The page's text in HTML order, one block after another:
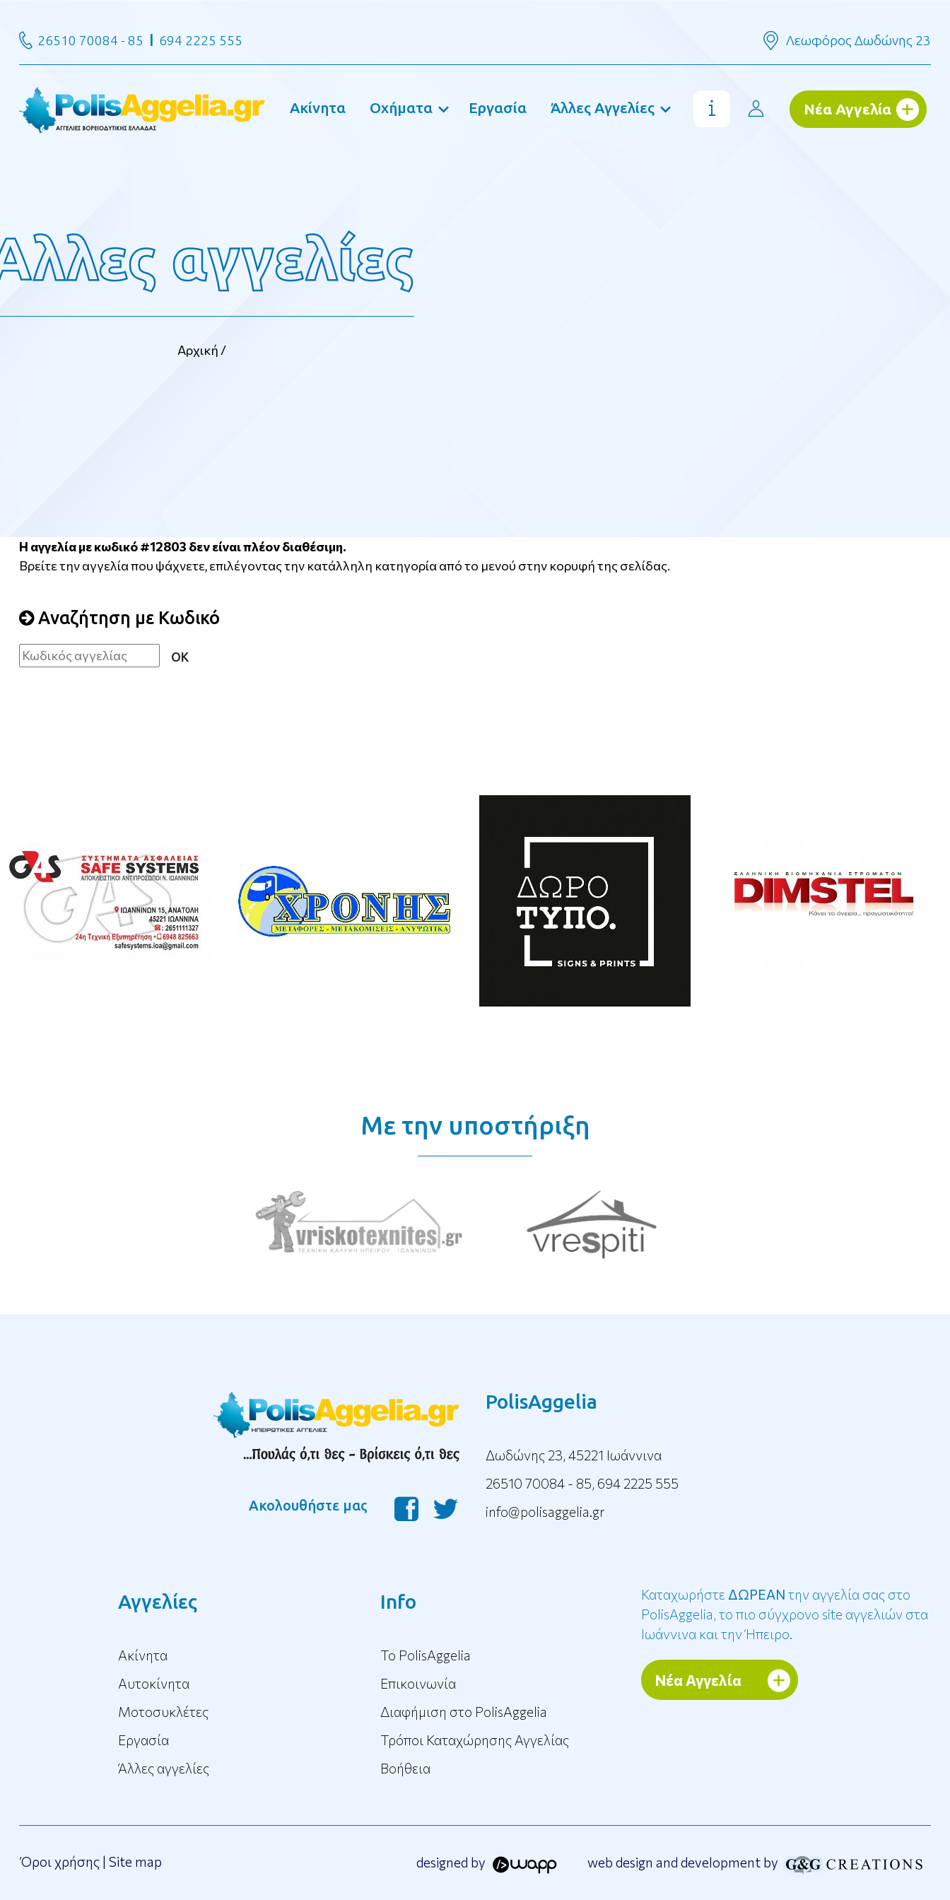
26510 70084 - 85 694 2225 555 Λεωφόρος Δωδώνης 23
Ακίνητα Οχήματα Εργασία Άλλες Αγγελίες Νέα Αγγελία
αγγελίες
Αρχική /
Η αγγελία με κωδικό #12803 δεν είναι πλέον διαθέσιμη.
Βρείτε την αγγελία που ψάχνετε, επιλέγοντας την κατάλληλη κατηγορία από το μενού στην κορυφή της σελίδας.
Αναζήτηση με Κωδικό
Με την υποστήριξη
Ακολουθήστε μας
PolisAggelia
Δωδώνης 23, 45221 Ιωάννινα
26510 70084 - 85 694 2225 555
info@polisaggelia.gr
Αγγελίες
Ακίνητα
Αυτοκίνητα
Μοτοσυκλέτες
Εργασία
Άλλες αγγελίες
Info
To PolisAggelia
Επικοινωνία
Διαφήμιση στο PolisAggelia
Τρόποι Καταχώρησης Αγγελίας
Βοήθεια
Καταχωρήστε ΔΩΡΕΑΝ την αγγελία σας στο
PolisAggelia, το πιο σύγχρονο site αγγελιών στα
Ιωάννινα και την Ήπειρο.
Νέα Αγγελία
Όροι χρήσης| Site map designed by web design and development by